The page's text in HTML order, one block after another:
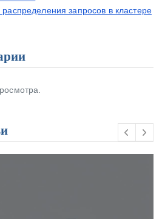
й
запросов в кластере